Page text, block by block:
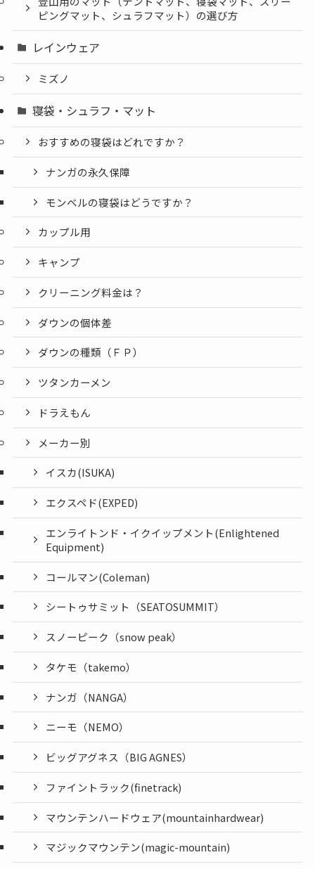
ピングマット、シュラフマット）の選び方
レインウェア
ミズノ
寝袋・シュラフ・マット
おすすめの寝袋はどれですか？
ナンガの永久保障
モンベルの寝袋はどうですか？
カップル用
キャンプ
クリーニング料金は？
ダウンの個体差
ダウンの種類（ＦＰ）
ツタンカーメン
ドラえもん
メーカー別
イスカ(ISUKA)
エクスペド(EXPED)
エンライトンド・イクイップメント(Enlightened
Equipment)
コールマン(Coleman)
シートゥサミット（SEATOSUMMIT）
スノーピーク（snow peak）
タケモ（takemo）
ナンガ（NANGA）
ニーモ（NEMO）
ビッグアグネス（BIG AGNES）
ファイントラック(finetrack)
マウンテンハードウェア(mountainhardwear)
マジックマウンテン(magic-mountain)